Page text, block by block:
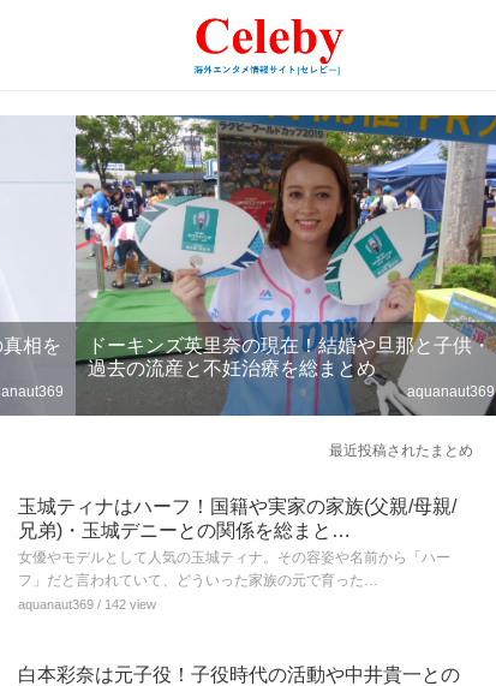
相を
ドーキンズ英里奈の現在！結婚や旦那と子供・
過去の流産と不妊治療を総まとめ
aquanaut369
最近投稿されたまとめ
玉城ティナはハーフ！国籍や実家の家族(父親/母親/
兄弟)・玉城デニーとの関係を総まと…
女優やモデルとして人気の玉城ティナ。その容姿や名前から「ハー
フ」だと言われていて、どういった家族の元で育った…
aquanaut369 / 142 view
白本彩奈は元子役！子役時代の活動や中井貴一との